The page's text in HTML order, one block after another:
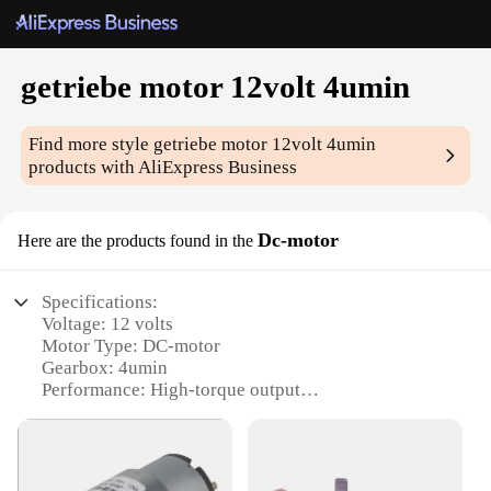
getriebe motor 12volt 4umin
Find more style getriebe motor 12volt 4umin
products with AliExpress Business
Here are the products found in the Dc-motor
Specifications:
Voltage: 12 volts
Motor Type: DC-motor
Gearbox: 4umin
Performance: High-torque output
Features: